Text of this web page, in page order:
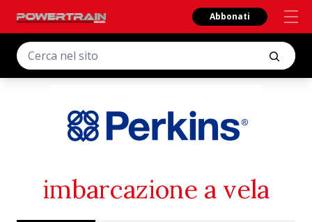
Abbonati
imbarcazione a vela